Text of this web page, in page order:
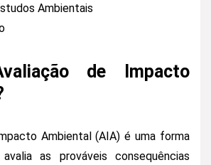
Ambientais
de Impacto
Ambiental (AIA) é uma forma
as prováveis consequências